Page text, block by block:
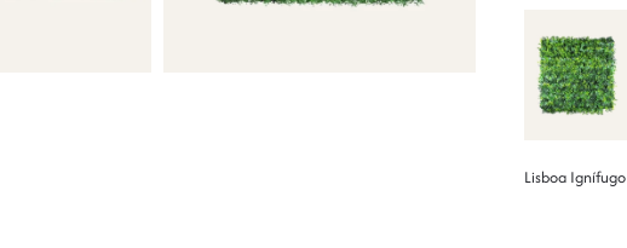
Lisboa Ignífugo